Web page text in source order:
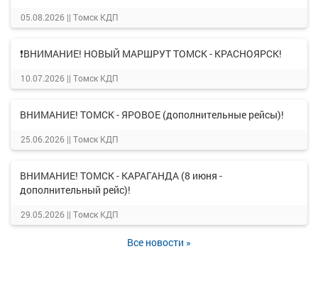
05.08.2026 || Томск КДП
❗ВНИМАНИЕ! НОВЫЙ МАРШРУТ ТОМСК - КРАСНОЯРСК!
10.07.2026 || Томск КДП
ВНИМАНИЕ! ТОМСК - ЯРОВОЕ (дополнительные рейсы)!
25.06.2026 || Томск КДП
ВНИМАНИЕ! ТОМСК - КАРАГАНДА (8 июня -
дополнительный рейс)!
29.05.2026 || Томск КДП
Все новости »